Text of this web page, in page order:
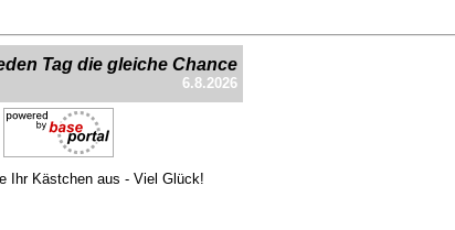
Tag die gleiche Chance
6.8.2026
Ihr Kästchen aus - Viel Glück!